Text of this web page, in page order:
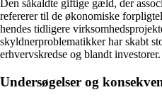
Den såkaldte giftige gæld, der
refererer til de økonomiske
hendes tidligere
skyldnerproblematikker har skabt
erhvervskredse og blandt investorer.
Undersøgelser og